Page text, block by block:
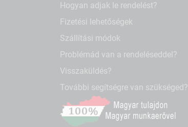
Hogyan adjak le rendelést?
Fizetési lehetőségek
Szállítási módok
Problémád van a rendeléseddel?
Visszaküldés?
További segítségre van szükséged?